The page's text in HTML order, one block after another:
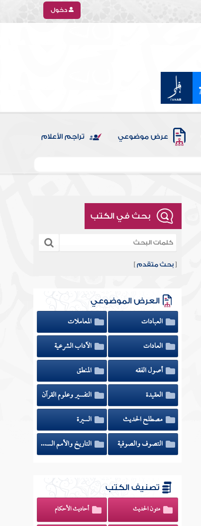
دخول
عرض موضوعي تراجم الأعلام
بحث في الكتب
[بحث متقدم ]
العرض الموضوعي
العبادات
المعاملات
العادات
الآداب الشرعية
أصول الفقه
المنطق
العقيدة
التفسير وعلوم القرآن
مصطلح الحديث
السيرة
التصوف والصوفية
التاريخ والأمم السابقة
تصنيف الكتب
متون الحديث أحاديث الأحكام